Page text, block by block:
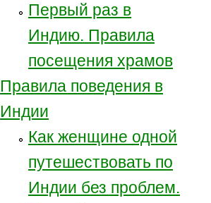
Первый раз в
Индию. Правила
посещения храмов
Правила поведения в
Индии
Как женщине одной
путешествовать по
Индии без проблем.